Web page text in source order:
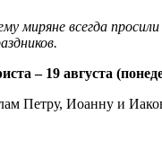
миряне всегда
– 19 августа
Петру, Иоанну и